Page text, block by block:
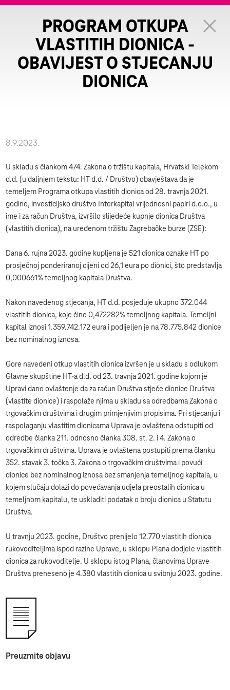
PROGRAM OTKUPA
VLASTITIH DIONICA -
OBAVIJEST O STJECANJU
DIONICA
8.9.2023.
U skladu s člankom 474. Zakona o tržištu kapitala, Hrvatski Telekom
d.d. (u daljnjem tekstu: HT d.d. / Društvo) obavještava da je
temeljem Programa otkupa vlastitih dionica od 28. travnja 2021.
godine, investicijsko društvo Interkapital vrijednosni papiri d.o.o., u
ime i za račun Društva, izvršilo slijedeće kupnje dionica Društva
(vlastitih dionica), na uređenom tržištu Zagrebačke burze (ZSE):
Dana 6. rujna 2023. godine kupljena je 521 dionica oznake HT po
prosječnoj ponderiranoj cijeni od 26,1 eura po dionici, što predstavlja
0,000661% temeljnog kapitala Društva.
Nakon navedenog stjecanja, HT d.d. posjeduje ukupno 372.044
vlastitih dionica, koje čine 0,472282% temeljnog kapitala. Temeljni
kapital iznosi 1.359.742.172 eura i podijeljen je na 78.775.842 dionice
bez nominalnog iznosa.
Gore navedeni otkup vlastitih dionica izvršen je u skladu s odlukom
Glavne skupštine HT-a d.d. od 23. travnja 2021. godine kojom je
Upravi dano ovlaštenje da za račun Društva stječe dionice Društva
(vlastite dionice) i raspolaže njima u skladu sa odredbama Zakona o
trgovačkim društvima i drugim primjenjivim propisima. Pri stjecanju i
raspolaganju vlastitim dionicama Uprava je ovlaštena odstupiti od
odredbe članka 211. odnosno članka 308. st. 2. i 4. Zakona o
trgovačkim društvima. Uprava je ovlaštena postupiti prema članku
352. stavak 3. točka 3. Zakona o trgovačkim društvima i povući
dionice bez nominalnog iznosa bez smanjenja temeljnog kapitala, u
kojem slučaju dolazi do povećavanja udjela preostalih dionica u
temeljnom kapitalu, te uskladiti podatak o broju dionica u Statutu
Društva.
U travnju 2023. godine, Društvo prenijelo 12.770 vlastitih dionica
rukovoditeljima ispod razine Uprave, u sklopu Plana dodjele vlastitih
dionica za rukovoditelje. U sklopu istog Plana, članovima Uprave
Društva preneseno je 4.380 vlastitih dionica u svibnju 2023. godine.
Preuzmite objavu